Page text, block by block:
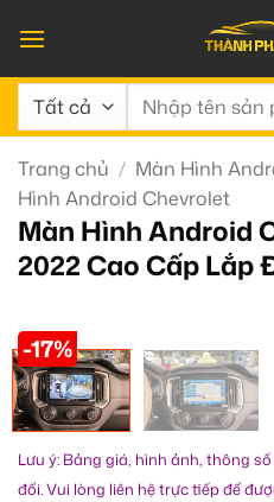
qua
nội
dung
Tìm
Trang chủ / Màn Hình
Hình Android Chevrolet
Màn Hình Android
2022 Cao Cấp Lắp
-17%
Lưu ý: Bảng giá, hình ảnh, thông
đổi. Vui lòng liên hệ trực tiếp để